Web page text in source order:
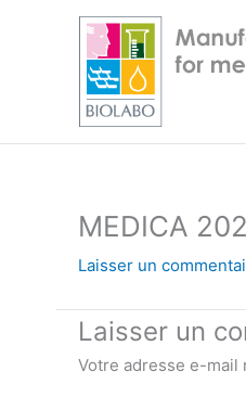
MEDICA
Laisser un
Laisser un
Votre adresse e-mail